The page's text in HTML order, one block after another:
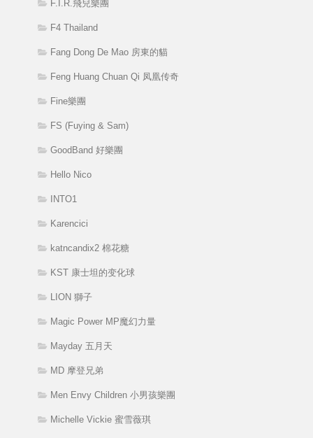
F.I.R.飛兒樂團
F4 Thailand
Fang Dong De Mao 房東的貓
Feng Huang Chuan Qi 凤凰传奇
Fine樂團
FS (Fuying & Sam)
GoodBand 好樂團
Hello Nico
INTO1
Karencici
katncandix2 棉花糖
KST 康士坦的变化球
LION 獅子
Magic Power MP魔幻力量
Mayday 五月天
MD 摩登兄弟
Men Envy Children 小男孩樂團
Michelle Vickie 蜜雪薇琪